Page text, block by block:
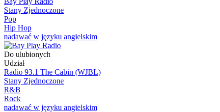
Stany Zjednoczone
Pop
Hip Hop
nadawać w języku angielskim
Do ulubionych
Udział
Radio 93.1 The Cabin (WJBL)
Stany Zjednoczone
R&B
Rock
nadawać w języku angielskim